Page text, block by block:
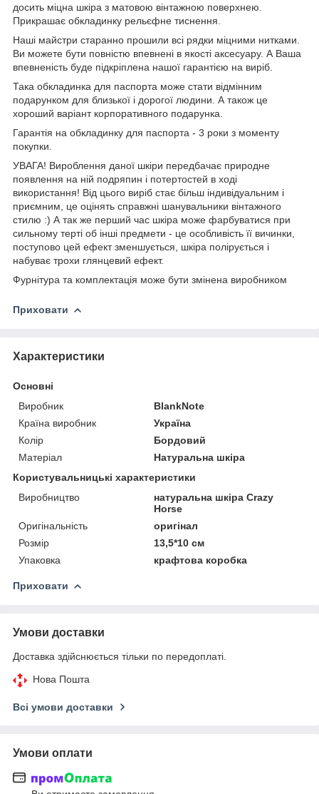
досить міцна шкіра з матовою вінтажною поверхнею.
Прикрашає обкладинку рельєфне тиснення.
Наші майстри старанно прошили всі рядки міцними нитками.
Ви можете бути повністю впевнені в якості аксесуару. А Ваша
впевненість буде підкріплена нашої гарантією на виріб.
Така обкладинка для паспорта може стати відмінним
подарунком для близької і дорогої людини. А також це
хороший варіант корпоративного подарунка.
Гарантія на обкладинку для паспорта - 3 роки з моменту
покупки.
УВАГА! Вироблення даної шкіри передбачає природне
появлення на ній подряпин і потертостей в ході
використання! Від цього виріб стає більш індивідуальним і
приємним, це оцінять справжні шанувальники вінтажного
стилю :) А так же перший час шкіра може фарбуватися при
сильному терті об інші предмети - це особливість її вичинки,
поступово цей ефект зменшується, шкіра полірується і
набуває трохи глянцевий ефект.
Фурнітура та комплектація може бути змінена виробником
Приховати
Характеристики
Основні
Виробник
BlankNote
Країна виробник
Україна
Колір
Бордовий
Матеріал
Натуральна шкіра
Користувальницькі характеристики
Виробництво
натуральна шкіра Crazy
Horse
Оригінальність
оригінал
Розмір
13,5*10 см
Упаковка
крафтова коробка
Приховати
Умови доставки
Доставка здійснюється тільки по передоплаті.
Нова Пошта
Всі умови доставки
Умови оплати